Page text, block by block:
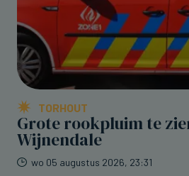
TORHOUT
Grote rookpluim te
Wijnendale
wo 05 augustus 2026, 23:31